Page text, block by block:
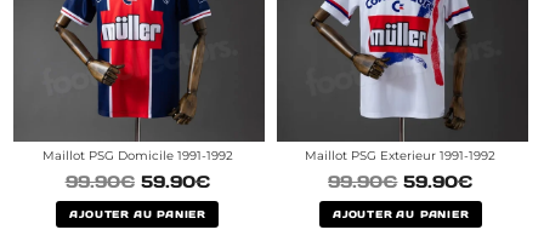
Maillot PSG Domicile 1991-1992
99.90€ 59.90€
AJOUTER AU PANIER
Maillot PSG Exterieur 1991-1992
99.90€ 59.90€
AJOUTER AU PANIER